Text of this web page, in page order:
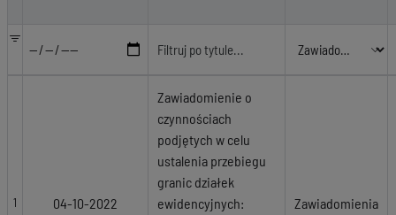
1 04-10-2022
Zawiadomienie o
czynnościach
podjętych w celu
ustalenia przebiegu
granic działek
ewidencyjnych:
Zawiadomienia